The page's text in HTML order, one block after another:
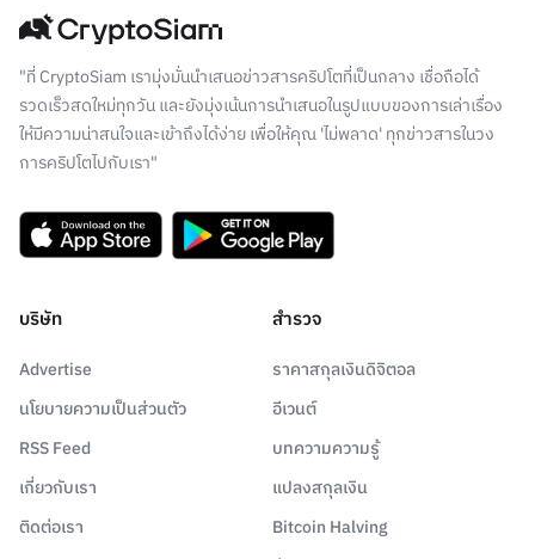
"ที่ CryptoSiam เรามุ่งมั่นนำเสนอข่าวสารคริปโตที่เป็นกลาง เชื่อถือได้
รวดเร็วสดใหม่ทุกวัน และยังมุ่งเน้นการนำเสนอในรูปแบบของการเล่าเรื่อง
ให้มีความน่าสนใจและเข้าถึงได้ง่าย เพื่อให้คุณ 'ไม่พลาด' ทุกข่าวสารในวง
การคริปโตไปกับเรา"
บริษัท
Advertise
นโยบายความเป็นส่วนตัว
RSS Feed
เกี่ยวกับเรา
ติดต่อเรา
สำรวจ
ราคาสกุลเงินดิจิตอล
อีเวนต์
บทความความรู้
แปลงสกุลเงิน
Bitcoin Halving